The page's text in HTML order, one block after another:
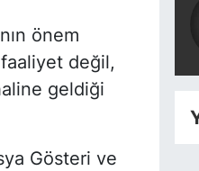
önem
değil,
geldiği
Gösteri ve